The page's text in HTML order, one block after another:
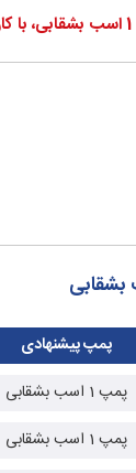
پمپ پیشنهادی
پمپ 1 اسب بشقابی
پمپ 1 اسب بشقابی